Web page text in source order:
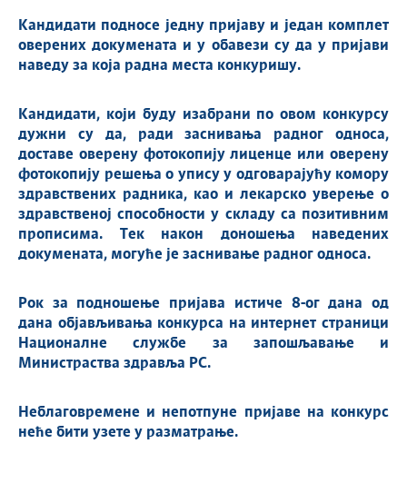
Кандидати подносе једну пријаву и један комплет
оверених докумената и у обавези су да у пријави
наведу за која радна места конкуришу.
Кандидати, који буду изабрани по овом конкурсу
дужни су да, ради заснивања радног односа,
доставе оверену фотокопију лиценце или оверену
фотокопију решења о упису у одговарајућу комору
здравствених радника, као и лекарско уверење о
здравственој способности у складу са позитивним
прописима.
Тек након доношења наведених
докумената, могуће је заснивање радног односа.
Рок за подношење пријава истиче 8-ог дана од
дана објављивања конкурса на интернет страници
Националне службе за запошљавање и
Министраства здравља РС.
Неблаговремене и непотпуне пријаве на конкурс
неће бити узете у разматрање.